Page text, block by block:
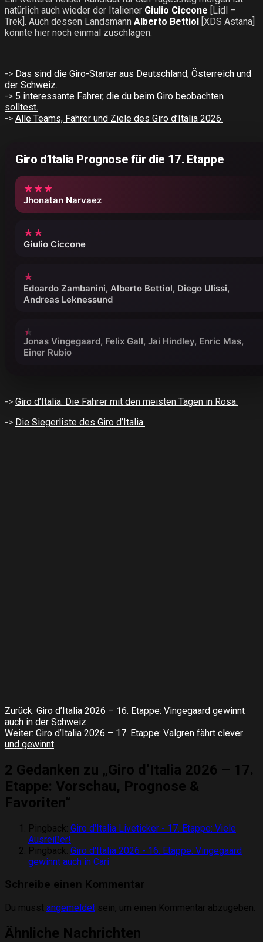
natürlich auch wieder der Italiener Giulio Ciccone [Lidl –
Trek]. Auch dessen Landsmann Alberto Bettiol [XDS Astana]
könnte hier noch einmal zuschlagen.
-> Das sind die Giro-Starter aus Deutschland, Österreich und
der Schweiz.
-> 5 interessante Fahrer, die du beim Giro beobachten
solltest.
-> Alle Teams, Fahrer und Ziele des Giro d’Italia 2026.
Giro d’Italia Prognose für die 17. Etappe
★★★
Jhonatan Narvaez
★★
Giulio Ciccone
★
Edoardo Zambanini, Alberto Bettiol, Diego Ulissi,
Andreas Leknessund
Jonas Vingegaard, Felix Gall, Jai Hindley, Enric Mas,
Einer Rubio
-> Giro d’Italia: Die Fahrer mit den meisten Tagen in Rosa.
-> Die Siegerliste des Giro d’Italia.
Beitragsnavigation
Zurück: Giro d’Italia 2026 – 16. Etappe: Vingegaard gewinnt
auch in der Schweiz
Weiter: Giro d’Italia 2026 – 17. Etappe: Valgren fährt clever
und gewinnt
2 Gedanken zu „Giro d’Italia 2026 – 17.
Etappe: Vorschau, Prognose &
Favoriten“
Pingback: Giro d'Italia Liveticker - 17. Etappe: Viele
Ausreißer!
Pingback: Giro d'Italia 2026 - 16. Etappe: Vingegaard
gewinnt auch in Cari
Schreibe einen Kommentar
Du musst angemeldet sein, um einen Kommentar abzugeben.
Ähnliche Nachrichten